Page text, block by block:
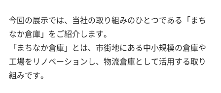
今回の展示では、当社の取り組みのひとつである「まち
なか倉庫」をご紹介します。
「まちなか倉庫」とは、市街地にある中小規模の倉庫や
工場をリノベーションし、物流倉庫として活用する取り
組みです。